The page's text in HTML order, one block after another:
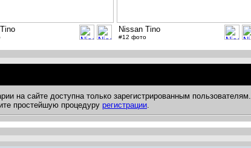
Nissan Tino
#12 фото
на сайте доступна только зарегистрированным пользователям.
простейшую процедуру регистрации.